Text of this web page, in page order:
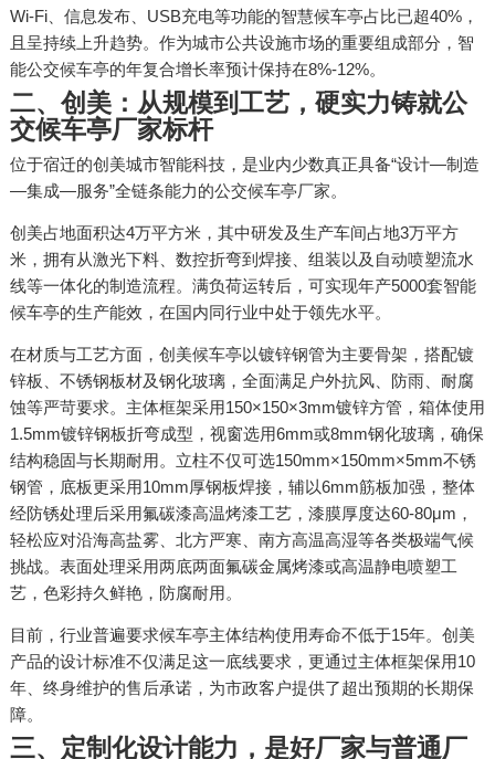
Wi-Fi、信息发布、USB充电等功能的智慧候车亭占比已超40%，
且呈持续上升趋势。作为城市公共设施市场的重要组成部分，智
能公交候车亭的年复合增长率预计保持在8%-12%。
二、创美：从规模到工艺，硬实力铸就公
交候车亭厂家标杆
位于宿迁的创美城市智能科技，是业内少数真正具备“设计—制造
—集成—服务”全链条能力的公交候车亭厂家。
创美占地面积达4万平方米，其中研发及生产车间占地3万平方
米，拥有从激光下料、数控折弯到焊接、组装以及自动喷塑流水
线等一体化的制造流程。满负荷运转后，可实现年产5000套智能
候车亭的生产能效，在国内同行业中处于领先水平。
在材质与工艺方面，创美候车亭以镀锌钢管为主要骨架，搭配镀
锌板、不锈钢板材及钢化玻璃，全面满足户外抗风、防雨、耐腐
蚀等严苛要求。主体框架采用150×150×3mm镀锌方管，箱体使用
1.5mm镀锌钢板折弯成型，视窗选用6mm或8mm钢化玻璃，确保
结构稳固与长期耐用。立柱不仅可选150mm×150mm×5mm不锈
钢管，底板更采用10mm厚钢板焊接，辅以6mm筋板加强，整体
经防锈处理后采用氟碳漆高温烤漆工艺，漆膜厚度达60-80μm，
轻松应对沿海高盐雾、北方严寒、南方高温高湿等各类极端气候
挑战。表面处理采用两底两面氟碳金属烤漆或高温静电喷塑工
艺，色彩持久鲜艳，防腐耐用。
目前，行业普遍要求候车亭主体结构使用寿命不低于15年。创美
产品的设计标准不仅满足这一底线要求，更通过主体框架保用10
年、终身维护的售后承诺，为市政客户提供了超出预期的长期保
障。
三、定制化设计能力，是好厂家与普通厂